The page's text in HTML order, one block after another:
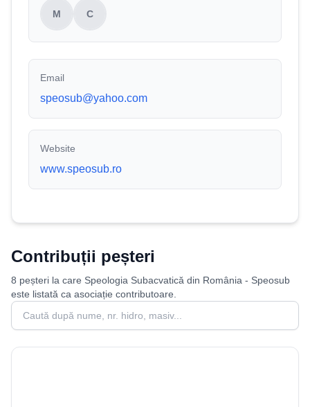
M C
Email
speosub@yahoo.com
Website
www.speosub.ro
Contribuții peșteri
8 peșteri la care Speologia Subacvatică din România - Speosub
este listată ca asociație contributoare.
Caută peșteri